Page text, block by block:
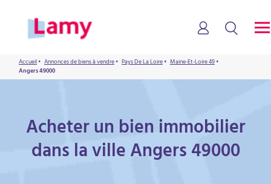
Accueil• Annonces de biens à vendre• Pays De La Loire• Maine-Et-Loire 49•
Angers 49000
Acheter un bien immobilier
dans la ville Angers 49000